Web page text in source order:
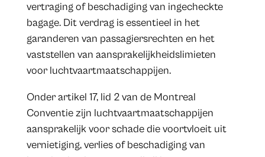
vertraging of beschadiging van ingecheckte
bagage. Dit verdrag is essentieel in het
garanderen van passagiersrechten en het
vaststellen van aansprakelijkheidslimieten
voor luchtvaartmaatschappijen.
Onder artikel 17, lid 2 van de Montreal
Conventie zijn luchtvaartmaatschappijen
aansprakelijk voor schade die voortvloeit uit
vernietiging, verlies of beschadiging van